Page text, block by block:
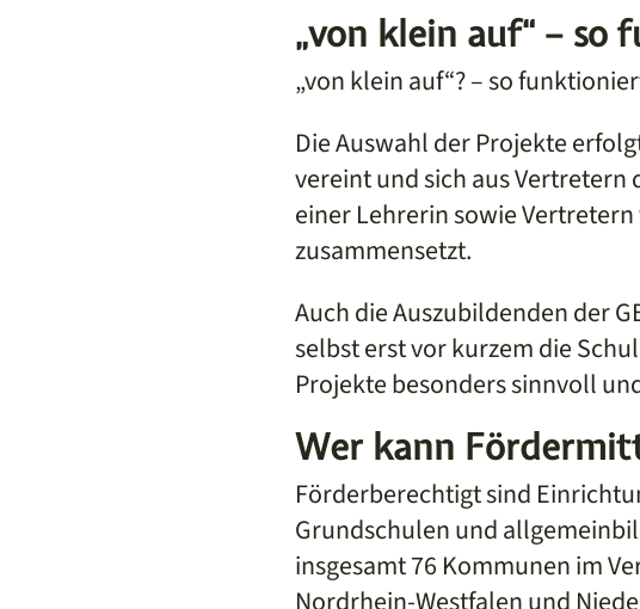
„von klein auf“ –
„von klein auf“? – so
Die Auswahl der Projekte
vereint und sich aus
einer Lehrerin sowie
zusammensetzt.
Auch die Auszubildenden der
selbst erst vor kurzem die
Projekte besonders sinnvoll
Wer kann
Förderberechtigt sind
Grundschulen und
insgesamt 76 Kommunen im